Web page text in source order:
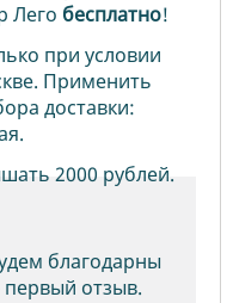
Лего бесплатно!
при условии
Применить
доставки:
2000 рублей.
благодарны
первый отзыв.